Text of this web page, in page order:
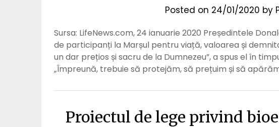
Posted on 24/01/2020 by
Sursa: LifeNews.com, 24 ianuarie 2020 Președintele
de participanți la Marșul pentru viață, valoarea și
un dar prețios și sacru de la Dumnezeu”, a spus el în
„Împreună, trebuie să protejăm, să prețuim și să
Proiectul de lege privind